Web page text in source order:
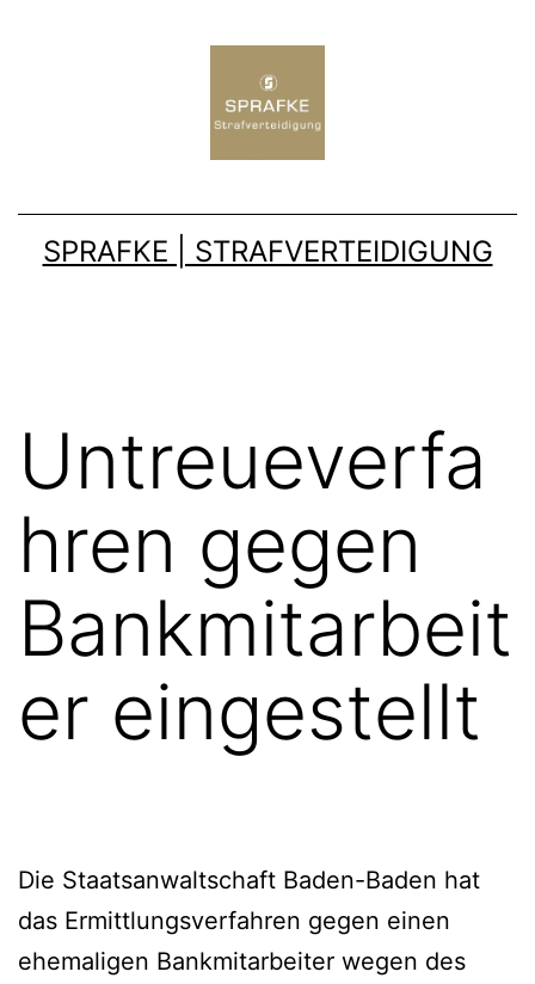
SPRAFKE | STRAFVERTEIDIGUNG
Untreueverfa
hren gegen
Bankmitarbeit
er eingestellt
Die Staatsanwaltschaft Baden-Baden hat
das Ermittlungsverfahren gegen einen
ehemaligen Bankmitarbeiter wegen des